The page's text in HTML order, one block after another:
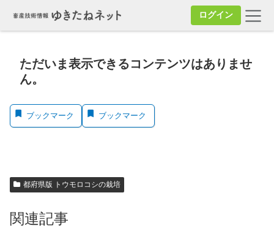
ただいま表示できるコンテンツはありませ
ん。
ブックマーク ブックマーク
都府県版 トウモロコシの栽培
関連記事
ログイン